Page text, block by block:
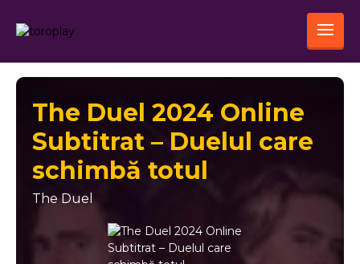
The Duel 2024 Online
Subtitrat – Duelul care
schimbă totul
The Duel